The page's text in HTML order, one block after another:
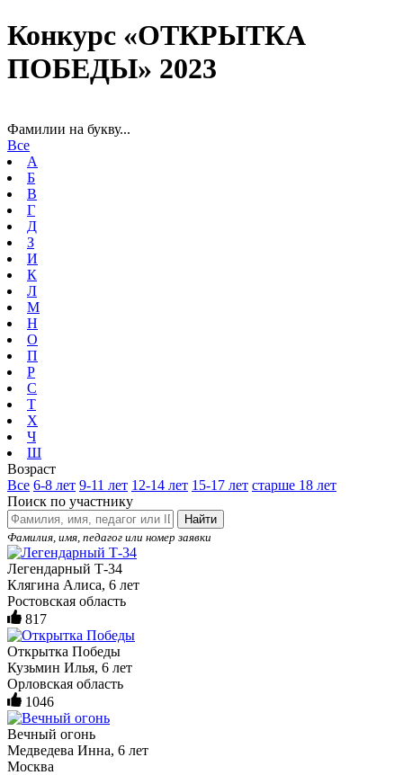
Конкурс «ОТКРЫТКА
ПОБЕДЫ» 2023
Фамилии на букву...
Все
А
Б
В
Г
Д
З
И
К
Л
М
Н
О
П
Р
С
Т
Х
Ч
Ш
Возраст
Все 6-8 лет 9-11 лет 12-14 лет 15-17 лет старше 18 лет
Поиск по участнику
Найти
Фамилия, имя, педагог или номер заявки
Легендарный Т-34
Клягина Алиса, 6 лет
Ростовская область
817
Открытка Победы
Кузьмин Илья, 6 лет
Орловская область
1046
Вечный огонь
Медведева Инна, 6 лет
Москва